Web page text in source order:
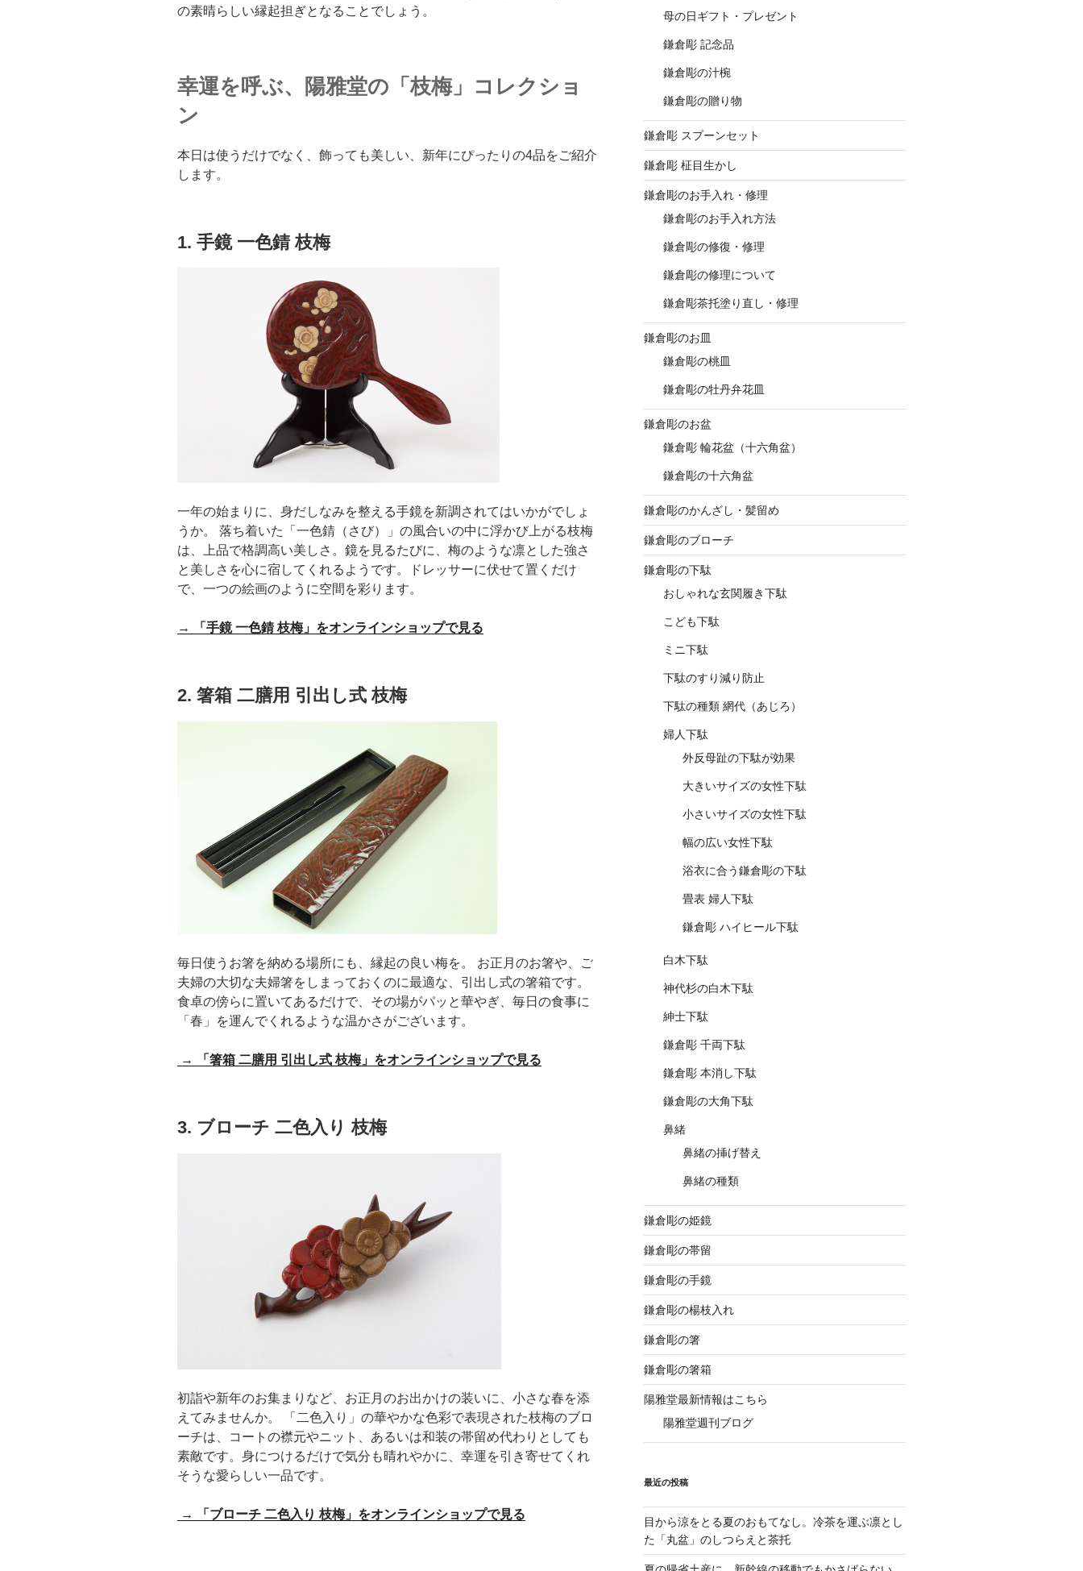
の素晴らしい縁起担ぎとなることでしょう。
幸運を呼ぶ、陽雅堂の「枝梅」コレクショ
ン
本日は使うだけでなく、飾っても美しい、新年にぴったりの4品をご紹介
します。
1. 手鏡 一色錆 枝梅
一年の始まりに、身だしなみを整える手鏡を新調されてはいかがでしょ
うか。 落ち着いた「一色錆（さび）」の風合いの中に浮かび上がる枝梅
は、上品で格調高い美しさ。鏡を見るたびに、梅のような凛とした強さ
と美しさを心に宿してくれるようです。ドレッサーに伏せて置くだけ
で、一つの絵画のように空間を彩ります。
→ 「手鏡 一色錆 枝梅」をオンラインショップで見る
2. 箸箱 二膳用 引出し式 枝梅
毎日使うお箸を納める場所にも、縁起の良い梅を。 お正月のお箸や、ご
夫婦の大切な夫婦箸をしまっておくのに最適な、引出し式の箸箱です。
食卓の傍らに置いてあるだけで、その場がパッと華やぎ、毎日の食事に
「春」を運んでくれるような温かさがございます。
→ 「箸箱 二膳用 引出し式 枝梅」をオンラインショップで見る
3. ブローチ 二色入り 枝梅
初詣や新年のお集まりなど、お正月のお出かけの装いに、小さな春を添
えてみませんか。 「二色入り」の華やかな色彩で表現された枝梅のブロ
ーチは、コートの襟元やニット、あるいは和装の帯留め代わりとしても
素敵です。身につけるだけで気分も晴れやかに、幸運を引き寄せてくれ
そうな愛らしい一品です。
→ 「ブローチ 二色入り 枝梅」をオンラインショップで見る
母の日ギフト・プレゼント
鎌倉彫 記念品
鎌倉彫の汁椀
鎌倉彫の贈り物
鎌倉彫 スプーンセット
鎌倉彫 柾目生かし
鎌倉彫のお手入れ・修理
鎌倉彫のお手入れ方法
鎌倉彫の修復・修理
鎌倉彫の修理について
鎌倉彫茶托塗り直し・修理
鎌倉彫のお皿
鎌倉彫の桃皿
鎌倉彫の牡丹弁花皿
鎌倉彫のお盆
鎌倉彫 輪花盆（十六角盆）
鎌倉彫の十六角盆
鎌倉彫のかんざし・髪留め
鎌倉彫のブローチ
鎌倉彫の下駄
おしゃれな玄関履き下駄
こども下駄
ミニ下駄
下駄のすり減り防止
下駄の種類 網代（あじろ）
婦人下駄
外反母趾の下駄が効果
大きいサイズの女性下駄
小さいサイズの女性下駄
幅の広い女性下駄
浴衣に合う鎌倉彫の下駄
畳表 婦人下駄
鎌倉彫 ハイヒール下駄
白木下駄
神代杉の白木下駄
紳士下駄
鎌倉彫 千両下駄
鎌倉彫 本消し下駄
鎌倉彫の大角下駄
鼻緒
鼻緒の挿げ替え
鼻緒の種類
鎌倉彫の姫鏡
鎌倉彫の帯留
鎌倉彫の手鏡
鎌倉彫の楊枝入れ
鎌倉彫の箸
鎌倉彫の箸箱
陽雅堂最新情報はこちら
陽雅堂週刊ブログ
最近の投稿
目から涼をとる夏のおもてなし。冷茶を運ぶ凛とし
た「丸盆」のしつらえと茶托